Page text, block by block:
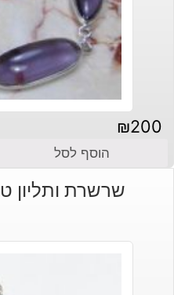
₪200
הוסף לסל
שרשרת ותליון